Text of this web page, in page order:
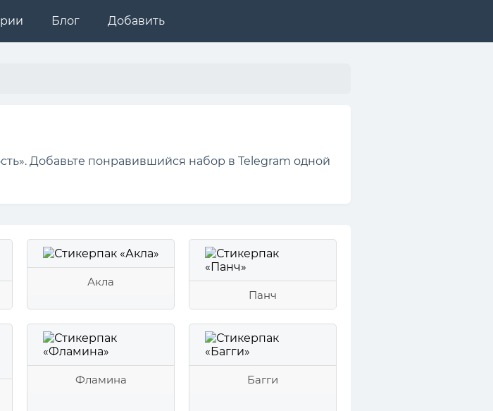
Блог Добавить
Добавьте понравившийся набор в Telegram одной
Акла
Панч
Фламина Багги